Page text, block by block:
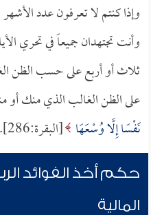
وإذا كنتم لا تعرفون عدد
وأنت تجتهدان جميعاً في تحري
ثلاث أو أربع على حسب الظن
على الظن الغالب الذي منك أو
نَفْسًا إِلَّا وُسْعَهَا [البقرة:286].
حكم أخذ الفوائد
المالية